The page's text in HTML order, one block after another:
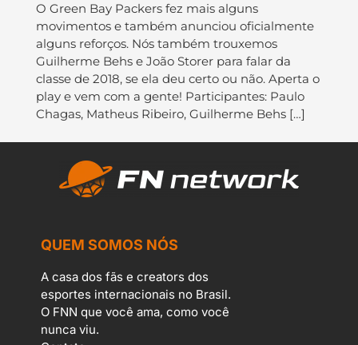
O Green Bay Packers fez mais alguns
movimentos e também anunciou oficialmente
alguns reforços. Nós também trouxemos
Guilherme Behs e João Storer para falar da
classe de 2018, se ela deu certo ou não. Aperta o
play e vem com a gente! Participantes: Paulo
Chagas, Matheus Ribeiro, Guilherme Behs […]
QUEM SOMOS NÓS
A casa dos fãs e creators dos
esportes internacionais no Brasil.
O FNN que você ama, como você
nunca viu.